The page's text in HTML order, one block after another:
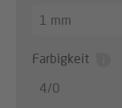
1 mm
Farbigkeit
4/0